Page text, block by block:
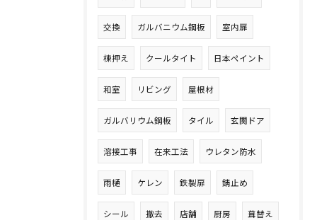
交換 ガルバニウム鋼板 室内扉
棟押え クールタイト 日本ペイント
和室 リビング 屋根材
ガルバリウム鋼板 タイル 玄関ドア
溶接工事 在来工法 ウレタン防水
雨樋 ケレン 鉄製扉 錆止め
シール 撤去 店舗 厨房 葺替え